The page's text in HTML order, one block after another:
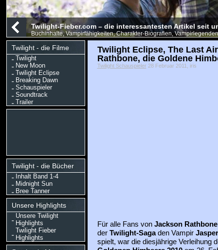
Twilight-Fieber.com – die interessantesten Artikel seit
Buchinhalte, Vampirfähigkeiten, Charakter-Biografien,
Twilight - die Filme
Twilight
New Moon
Twilight Eclipse
Breaking Dawn
Schauspieler
Soundtrack
Trailer
Twilight - die Bücher
Inhalt Band 1-4
Midnight Sun
Bree Tanner
Unsere Highlights
Unsere Twilight
Highlights
Twilight Fieber
Highlights
Twilight Eclipse, The Last
Rathbone, die Goldene
Twilight Schauspieler28 Februar 2011, iris
Für alle Fans vonJackson Rathbone
der Twilight-Sagaden Vampir
spielt, war die diesjährige Verleihung